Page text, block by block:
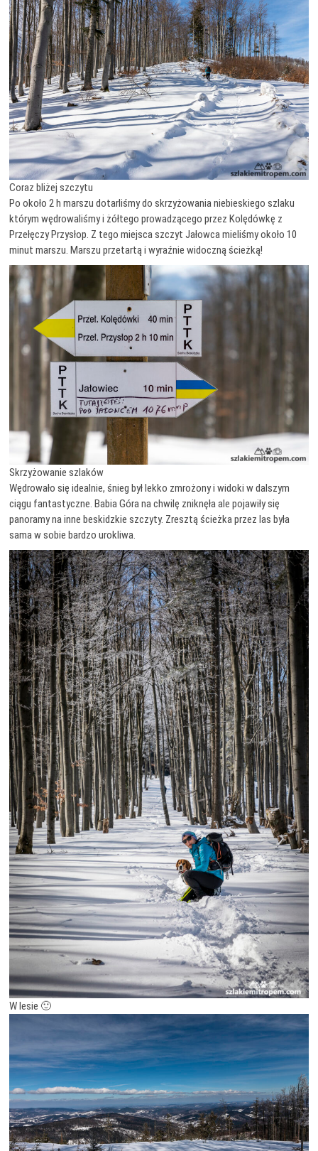
Coraz bliżej szczytu
Po około 2 h marszu dotarliśmy do skrzyżowania niebieskiego szlaku
którym wędrowaliśmy i żółtego prowadzącego przez Kolędówkę z
Przełęczy Przysłop. Z tego miejsca szczyt Jałowca mieliśmy około 10
minut marszu.Marszu przetartą i wyraźnie widoczną ścieżką!
Skrzyżowanie szlaków
Wędrowało się idealnie, śnieg był lekko zmrożony i widoki w dalszym
ciągu fantastyczne. Babia Góra na chwilę zniknęła ale pojawiły się
panoramy na inne beskidzkie szczyty. Zresztą ścieżka przez las była
sama w sobie bardzo urokliwa.
W lesie 🙂